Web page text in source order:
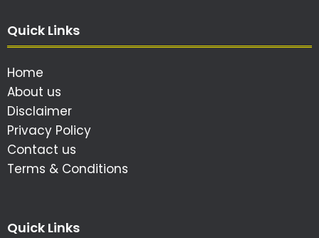
Quick Links
Home
About us
Disclaimer
Privacy Policy
Contact us
Terms & Conditions
Quick Links